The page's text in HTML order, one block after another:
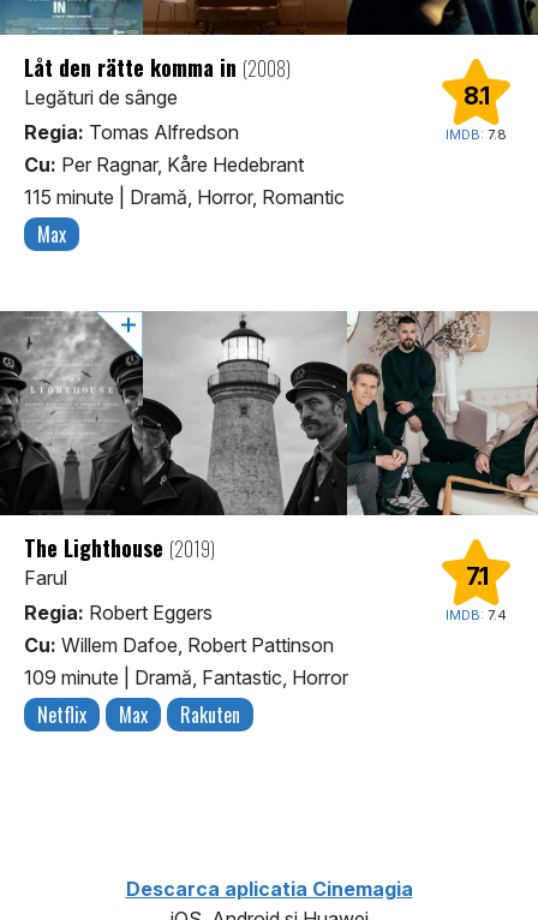
8.1
IMDB: 7.8
Låt den rätte komma in (2008)
Legături de sânge
Regia: Tomas Alfredson
Cu: Per Ragnar, Kåre Hedebrant
115 minute
Dramă, Horror, Romantic
Max
7.1
IMDB: 7.4
The Lighthouse (2019)
Farul
Regia: Robert Eggers
Cu: Willem Dafoe, Robert Pattinson
109 minute
Dramă, Fantastic, Horror
Netflix Max Rakuten
Descarca aplicatia Cinemagia